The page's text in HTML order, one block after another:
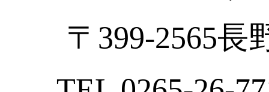
〒399-2565長